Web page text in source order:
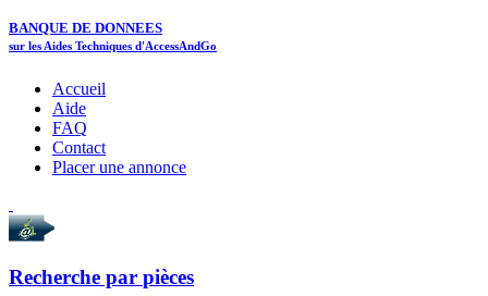
BANQUE DE DONNEES
sur les Aides Techniques d'AccessAndGo
Accueil
Aide
FAQ
Contact
Placer une annonce
Recherche par pièces